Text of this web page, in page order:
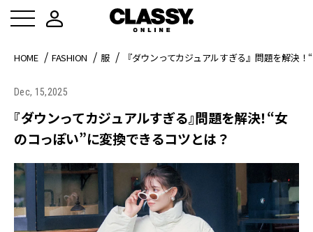
HOME FASHION 服 『ダウンってカジュアルすぎる』問題を解決
Dec, 15,2025
『ダウンってカジュアルすぎる』問題を解決！“女
のコっぽい”に変換できるコツとは？